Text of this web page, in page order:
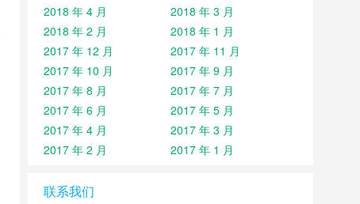
2018 年 4 月
2018 年 3 月
2018 年 2 月
2018 年 1 月
2017 年 12 月
2017 年 11 月
2017 年 10 月
2017 年 9 月
2017 年 8 月
2017 年 7 月
2017 年 6 月
2017 年 5 月
2017 年 4 月
2017 年 3 月
2017 年 2 月
2017 年 1 月
联系我们